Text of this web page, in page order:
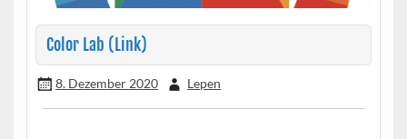
Color Lab (Link)
8. Dezember 2020 Lepen